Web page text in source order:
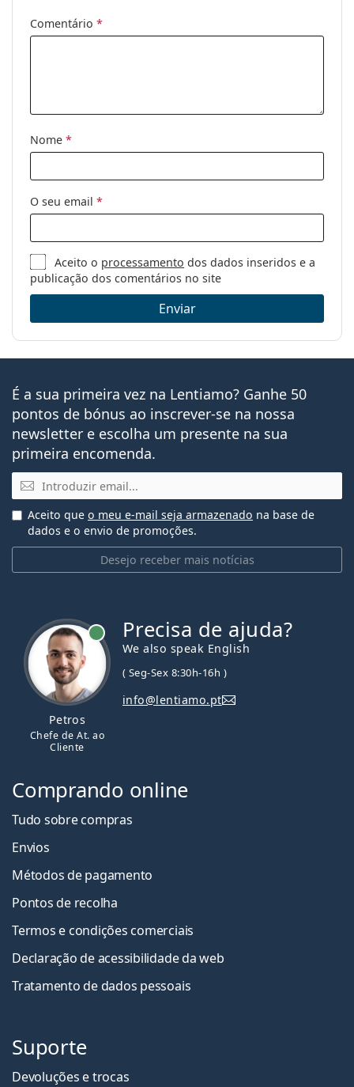
Categoria:
Código:
Comentário *
Nome *
O seu email *
Aceito o processamento dos dados inseridos e a
publicação dos comentários no site
Enviar
É a sua primeira vez na Lentiamo? Ganhe 50
pontos de bónus ao inscrever-se na nossa
newsletter e escolha um presente na sua
primeira encomenda.
Email
Desejo receber mais notícias
Aceito que o meu e-mail seja armazenado na base de
dados e o envio de promoções.
Petros
Chefe de At. ao
Cliente
Precisa de ajuda?
We also speak English
( Seg-Sex 8:30h-16h )
info@lentiamo.pt
Comprando online
Tudo sobre compras
Envios
Métodos de pagamento
Pontos de recolha
Termos e condições comerciais
Declaração de acessibilidade da web
Tratamento de dados pessoais
Suporte
Devoluções e trocas